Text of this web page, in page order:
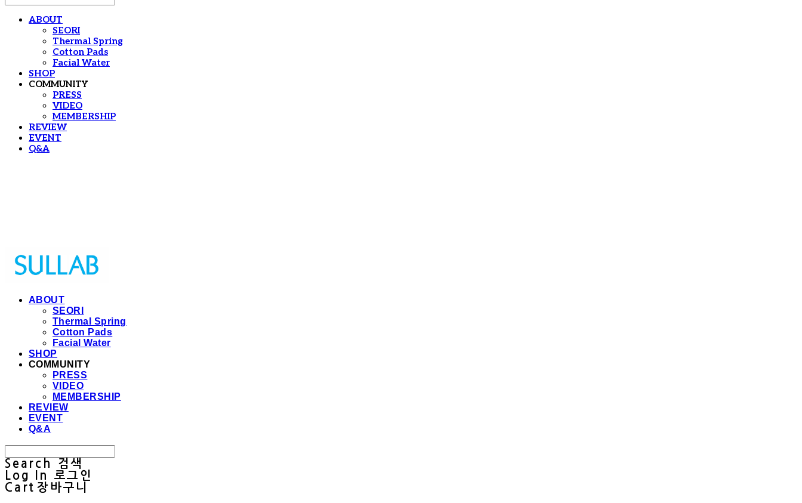
ABOUT
SEORI
Thermal Spring
Cotton Pads
Facial Water
SHOP
COMMUNITY
PRESS
VIDEO
MEMBERSHIP
REVIEW
EVENT
Q&A
ABOUT
SEORI
Thermal Spring
Cotton Pads
Facial Water
SHOP
COMMUNITY
PRESS
VIDEO
MEMBERSHIP
REVIEW
EVENT
Q&A
Search
검색
Log In
로그인
Cart 장바구니